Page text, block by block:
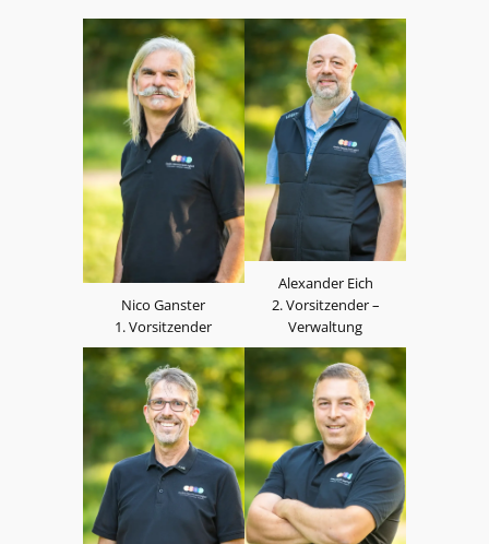
Nico Ganster
1. Vorsitzender
Alexander Eich
2. Vorsitzender –
Verwaltung